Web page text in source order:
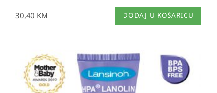
30,40 KM DODAJ U KOŠARICU
cijena:
od
17,50 KM